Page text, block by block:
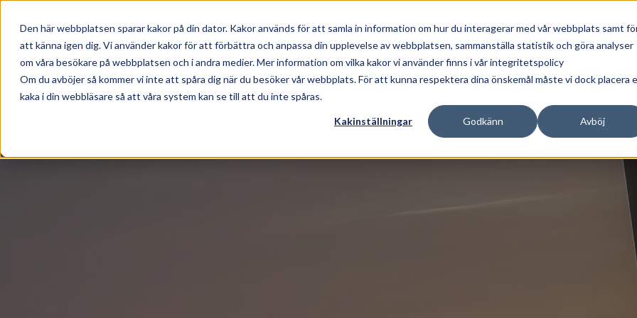
Den här webbplatsen sparar kakor på din dator. Kakor används för att samla in information om hur du interagerar med vår webbplats samt
att känna igen dig. Vi använder kakor för att förbättra och anpassa din upplevelse av webbplatsen, sammanställa statistik och göra analyser
om våra besökare på webbplatsen och i andra medier. Mer information om vilka kakor vi använder finns i vår integritetspolicy
Om du avböjer så kommer vi inte att spåra dig när du besöker vår webbplats. För att kunna respektera dina önskemål måste vi dock placera
kaka i din webbläsare så att våra system kan se till att du inte spåras.
Kakinställningar Godkänn Avböj
BO HOS OSS MAT & DRYCK FÖR FÖRETAG FÖR ATT FIRA
PRESENTKORT
BOKA BOENDE